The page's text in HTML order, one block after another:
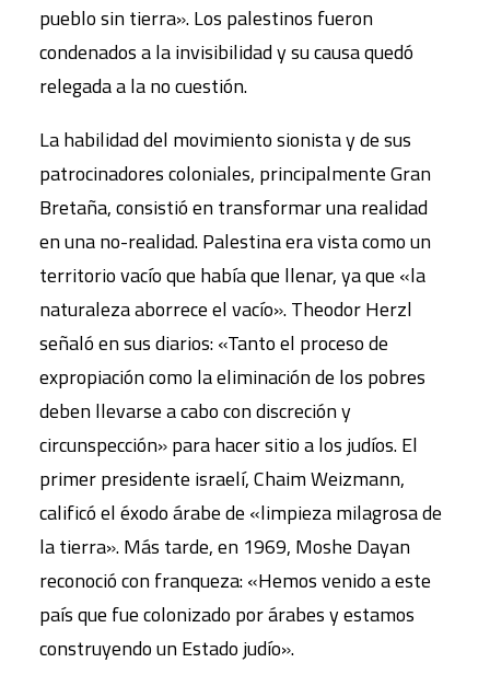
pueblo sin tierra». Los palestinos fueron
condenados a la invisibilidad y su causa quedó
relegada a la no cuestión.
La habilidad del movimiento sionista y de sus
patrocinadores coloniales, principalmente Gran
Bretaña, consistió en transformar una realidad
en una no-realidad. Palestina era vista como un
territorio vacío que había que llenar, ya que «la
naturaleza aborrece el vacío». Theodor Herzl
señaló en sus diarios: «Tanto el proceso de
expropiación como la eliminación de los pobres
deben llevarse a cabo con discreción y
circunspección» para hacer sitio a los judíos. El
primer presidente israelí, Chaim Weizmann,
calificó el éxodo árabe de «limpieza milagrosa de
la tierra». Más tarde, en 1969, Moshe Dayan
reconoció con franqueza: «Hemos venido a este
país que fue colonizado por árabes y estamos
construyendo un Estado judío».